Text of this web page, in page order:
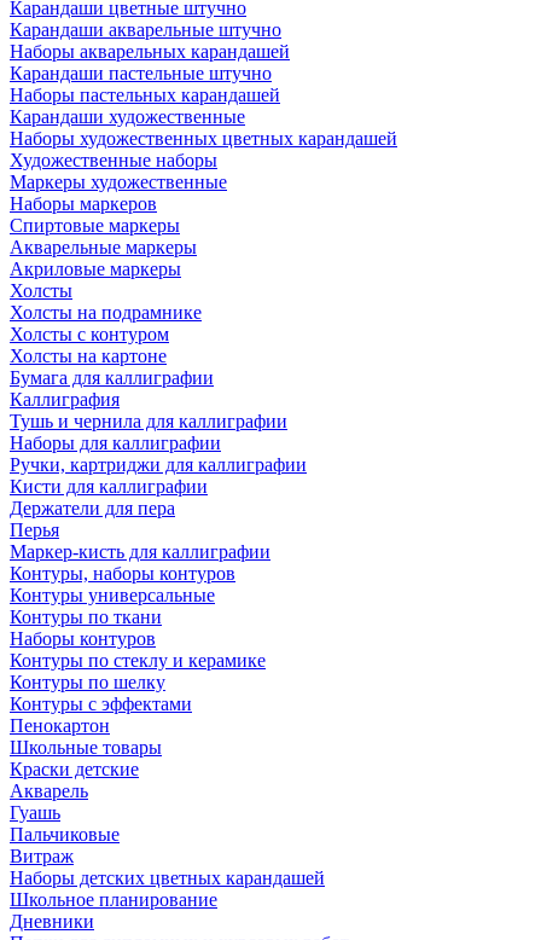
Карандаши цветные штучно
Карандаши акварельные штучно
Наборы акварельных карандашей
Карандаши пастельные штучно
Наборы пастельных карандашей
Карандаши художественные
Наборы художественных цветных карандашей
Художественные наборы
Маркеры художественные
Наборы маркеров
Спиртовые маркеры
Акварельные маркеры
Акриловые маркеры
Холсты
Холсты на подрамнике
Холсты с контуром
Холсты на картоне
Бумага для каллиграфии
Каллиграфия
Тушь и чернила для каллиграфии
Наборы для каллиграфии
Ручки, картриджи для каллиграфии
Кисти для каллиграфии
Держатели для пера
Перья
Маркер-кисть для каллиграфии
Контуры, наборы контуров
Контуры универсальные
Контуры по ткани
Наборы контуров
Контуры по стеклу и керамике
Контуры по шелку
Контуры с эффектами
Пенокартон
Школьные товары
Краски детские
Акварель
Гуашь
Пальчиковые
Витраж
Наборы детских цветных карандашей
Школьное планирование
Дневники